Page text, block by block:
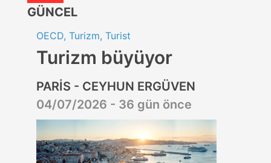
GÜNCEL
OECD, Turizm, Turist
Turizm büyüyor
PARİS - CEYHUN ERGÜVEN
04/07/2026 - 36 gün önce